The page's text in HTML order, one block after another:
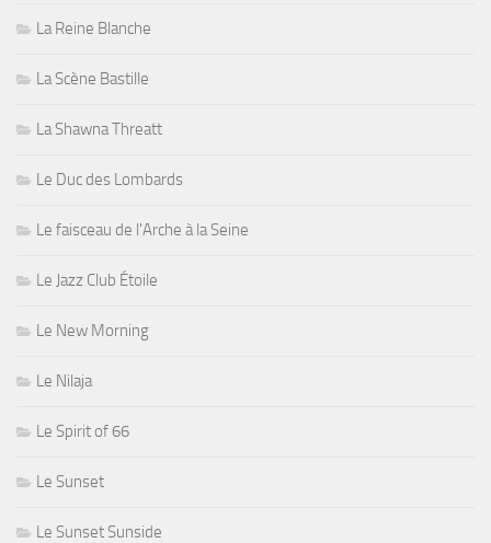
La Reine Blanche
La Scène Bastille
La Shawna Threatt
Le Duc des Lombards
Le faisceau de l'Arche à la Seine
Le Jazz Club Étoile
Le New Morning
Le Nilaja
Le Spirit of 66
Le Sunset
Le Sunset Sunside